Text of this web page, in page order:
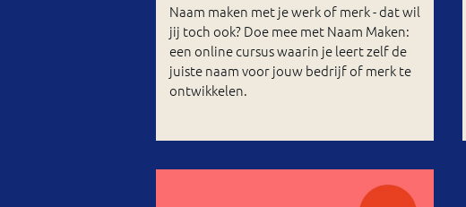
Naam maken met je werk of merk - dat wil
jij toch ook? Doe mee met Naam Maken:
een online cursus waarin je leert zelf de
juiste naam voor jouw bedrijf of merk te
ontwikkelen.